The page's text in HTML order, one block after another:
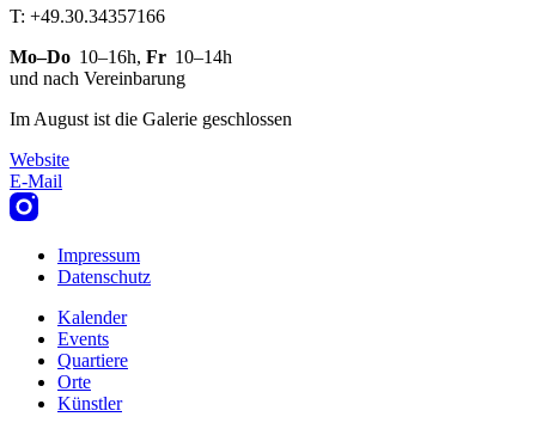
T: +49.30.34357166
Mo–Do 10–16h, Fr 10–14h
und nach Vereinbarung
Im August ist die Galerie geschlossen
Website
E-Mail
Navigation
Footer
Impressum
Datenschutz
Navigation
Kalender
DE
Kalender
Events
Quartiere
Orte
Künstler